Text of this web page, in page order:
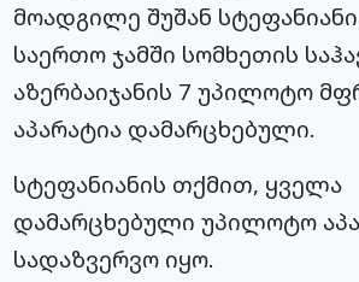
მოადგილე შუშან
საერთო ჯამში სომხეთის
აზერბაიჯანის 7 უპილოტო
აპარატია დამარცხებული.
სტეფანიანის თქმით, ყველა
დამარცხებული უპილოტო
სადაზვერვო იყო.